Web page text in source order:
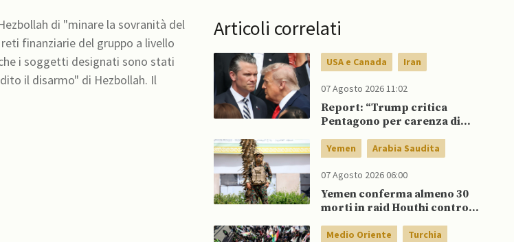
di "minare la sovranità del
finanziarie del gruppo a livello
i soggetti designati sono stati
il disarmo" di Hezbollah. Il
Articoli correlati
USA e Canada Iran
07 Agosto 2026 11:02
Report: “Trump critica
Pentagono per carenza di
Yemen Arabia Saudita
07 Agosto 2026 06:00
Yemen conferma almeno 30
morti in raid Houthi contro
Medio Oriente Turchia